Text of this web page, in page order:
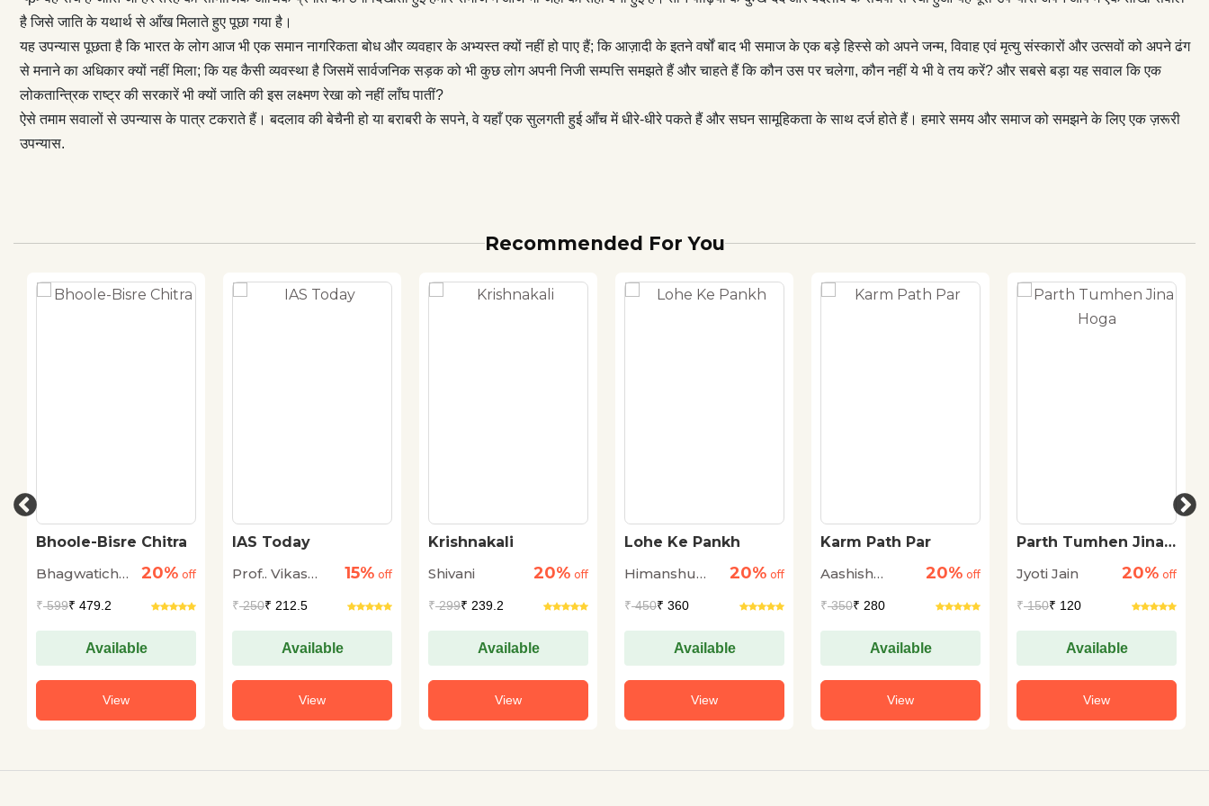
है जिसे जाति के यथार्थ से आँख मिलाते हुए पूछा गया है।
यह उपन्यास पूछता है कि भारत के लोग आज भी एक समान नागरिकता बोध और व्यवहार के अभ्यस्त क्यों नहीं हो पाए हैं; कि आज़ादी के इतने वर्षों बाद भी समाज के एक बड़े हिस्से को अपने जन्म, विवाह एवं मृत्यु संस्कारों और उत्सवों को अपने ढंग
से मनाने का अधिकार क्यों नहीं मिला; कि यह कैसी व्यवस्था है जिसमें सार्वजनिक सड़क को भी कुछ लोग अपनी निजी सम्पत्ति समझते हैं और चाहते हैं कि कौन उस पर चलेगा, कौन नहीं ये भी वे तय करें? और सबसे बड़ा यह सवाल कि एक
लोकतान्त्रिक राष्ट्र की सरकारें भी क्यों जाति की इस लक्ष्मण रेखा को नहीं लाँघ पातीं?
ऐसे तमाम सवालों से उपन्यास के पात्र टकराते हैं। बदलाव की बेचैनी हो या बराबरी के सपने, वे यहाँ एक सुलगती हुई आँच में धीरे-धीरे पकते हैं और सघन सामूहिकता के साथ दर्ज होते हैं। हमारे समय और समाज को समझने के लिए एक ज़रूरी
उपन्यास.
Recommended For You
Bhoole-Bisre Chitra
Bhagwaticharan20% off
₹599₹ 479.2
Available
View
IAS Today
Prof.. Vikas
15% off
₹250₹ 212.5
Available
View
Krishnakali
Shivani
20% off
₹299₹ 239.2
Available
View
Lohe Ke Pankh
Himanshu
20% off
₹450₹ 360
Available
View
Karm Path Par
Aashish
20% off
₹350₹ 280
Available
View
Parth Tumhen Jina
Jyoti Jain
20% off
₹150₹ 120
Available
View